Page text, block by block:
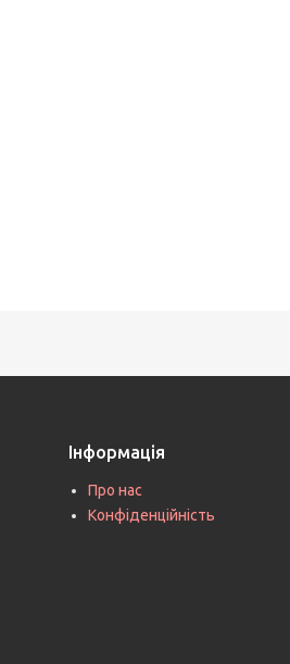
Інформація
Про нас
Конфіденційність